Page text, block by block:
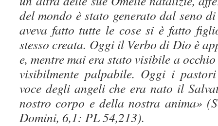
del mondo è stato generato dal seno
aveva fatto tutte le cose si è fatto
stesso creata. Oggi il Verbo di Dio è
e, mentre mai era stato visibile a
visibilmente palpabile. Oggi i
voce degli angeli che era nato il
nostro corpo e della nostra anima»
Domini, 6,1: PL 54,213).